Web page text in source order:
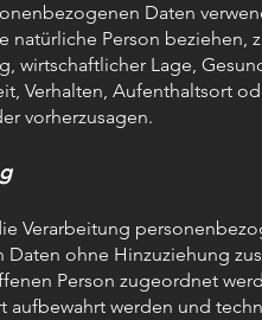
Daten
natürliche Person beziehen,
wirtschaftlicher Lage,
Verhalten, Aufenthaltsort
vorherzusagen.
Verarbeitung
ohne Hinzuziehung
Person zugeordnet
aufbewahrt werden und